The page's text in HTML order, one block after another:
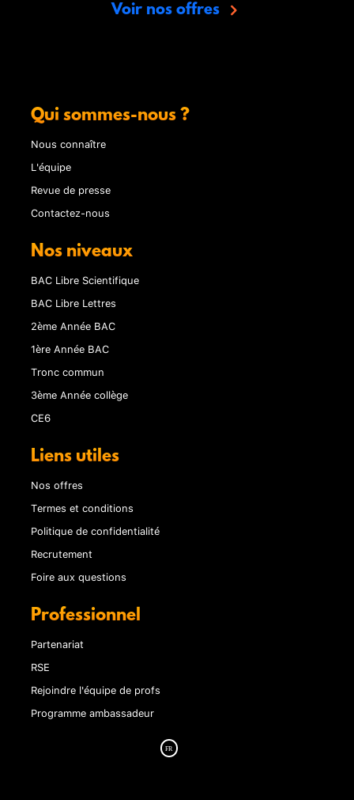
Voir nos offres
Qui sommes-nous ?
Nous connaître
L'équipe
Revue de presse
Contactez-nous
Nos niveaux
BAC Libre Scientifique
BAC Libre Lettres
2ème Année BAC
1ère Année BAC
Tronc commun
3ème Année collège
CE6
Liens utiles
Nos offres
Termes et conditions
Politique de confidentialité
Recrutement
Foire aux questions
Professionnel
Partenariat
RSE
Rejoindre l'équipe de profs
Programme ambassadeur